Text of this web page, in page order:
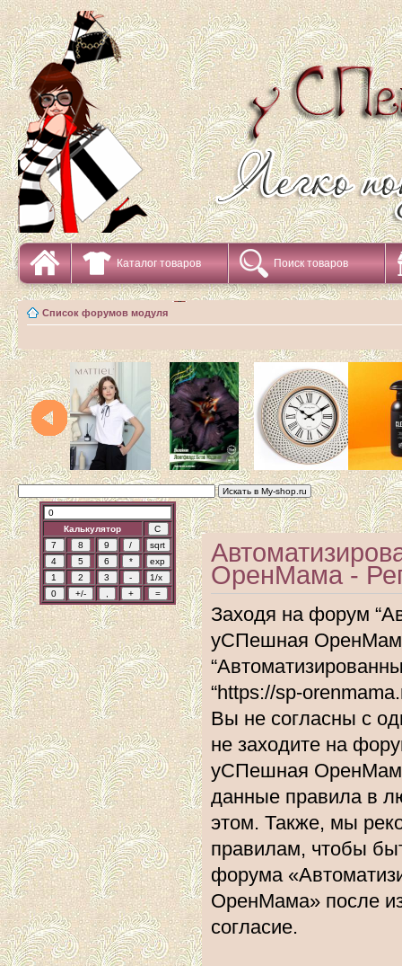
Каталог товаров Поиск товаров
Список форумов модуля
Калькулятор
ОренМама -
Заходя на форум
уСПешная
“https://sp-
Вы не согласны с
не заходите на
уСПешная
данные правила в
этом. Также, мы
правилам, чтобы
форума
ОренМама» после
согласие.